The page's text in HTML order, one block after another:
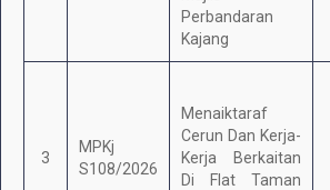
Perbandaran
Kajang
3
MPKj
S108/2026
Menaiktaraf
Cerun Dan Kerja-
Kerja Berkaitan
Di Flat Taman